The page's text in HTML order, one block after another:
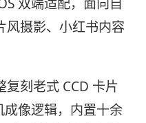
双端适配，面向自
风摄影、小红书内容
刻老式 CCD 卡片
像逻辑，内置十余